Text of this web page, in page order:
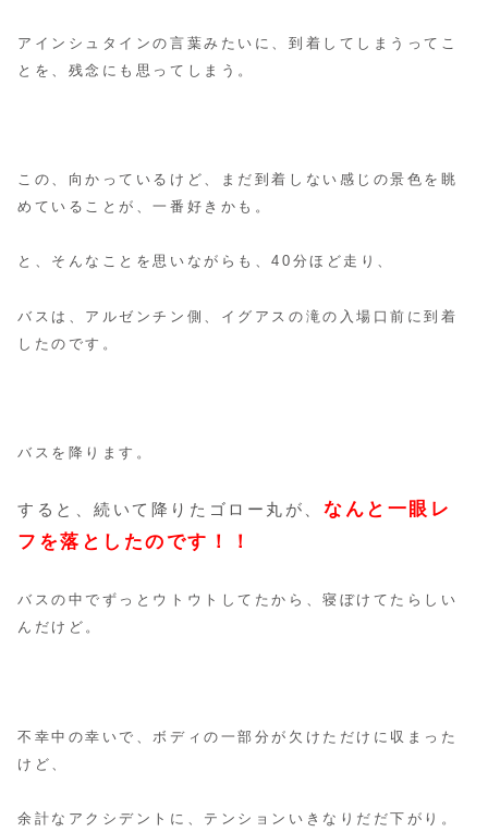
アインシュタインの言葉みたいに、到着してしまうってこ
とを、残念にも思ってしまう。
この、向かっているけど、まだ到着しない感じの景色を眺
めていることが、一番好きかも。
と、そんなことを思いながらも、40分ほど走り、
バスは、アルゼンチン側、イグアスの滝の入場口前に到着
したのです。
バスを降ります。
すると、続いて降りたゴロー丸が、 なんと一眼レ
フを落としたのです！！
バスの中でずっとウトウトしてたから、寝ぼけてたらしい
んだけど。
不幸中の幸いで、ボディの一部分が欠けただけに収まった
けど、
余計なアクシデントに、テンションいきなりだだ下がり。